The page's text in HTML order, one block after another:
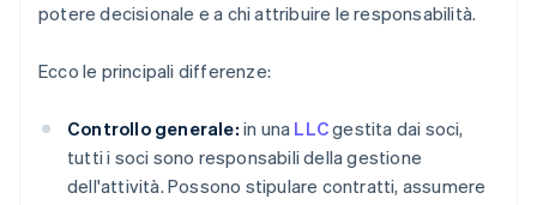
potere decisionale e a chi attribuire le responsabilità.
Ecco le principali differenze:
Controllo generale: in una LLCgestita dai soci,
tutti i soci sono responsabili della gestione
dell'attività. Possono stipulare contratti, assumere